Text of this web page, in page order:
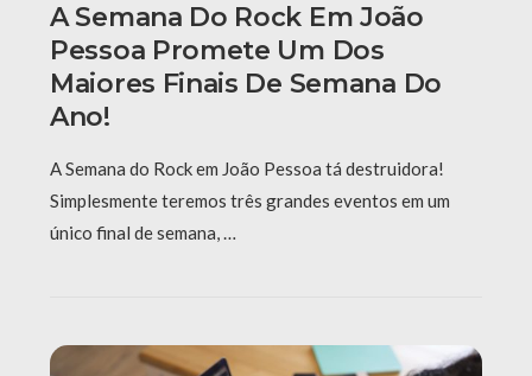
A Semana Do Rock Em João
Pessoa Promete Um Dos
Maiores Finais De Semana Do
Ano!
A Semana do Rock em João Pessoa tá destruidora!
Simplesmente teremos três grandes eventos em um
único final de semana, …